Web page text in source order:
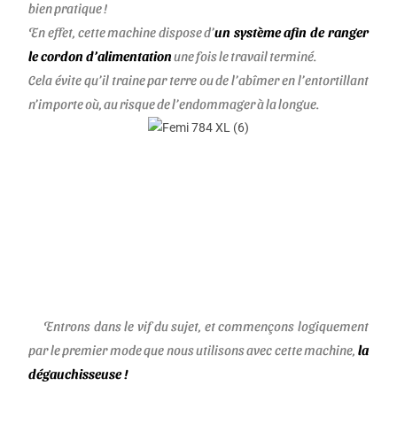
bien pratique !
En effet, cette machine dispose d’un système afin de ranger
le cordon d’alimentationune fois le travail terminé.
Cela évite qu’il traine par terre ou de l’abîmer en l’entortillant
n’importe où, au risque de l’endommager à la longue.
Entrons dans le vif du sujet, et commençons logiquement
par le premier mode que nous utilisons avec cette machine, la
dégauchisseuse !